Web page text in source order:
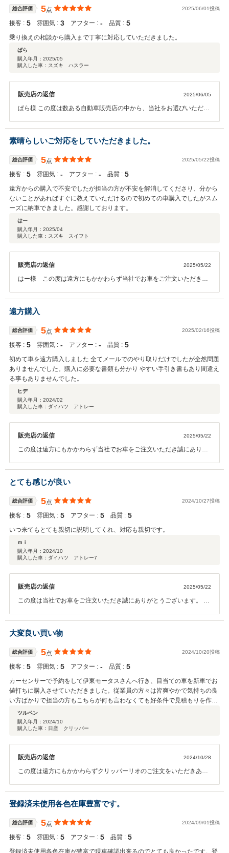
のお言葉に恥じないよう常にお客様満足度の高い対応を心がけてまい
ります。 アフターサービスでお力になれないのが非常に残念ですが、
もし中津川市にお越しになることがあれば、ぜひお立ち寄り頂ければ
幸いです。 今後ともよろしくお願いいたします。
総合評価 5点 2025/06/01投稿
接客 : 5 雰囲気 : 3 アフター : ‐ 品質 : 5
乗り換えの相談から購入まで丁寧に対応していただきました。
ぱら
購入年月： 2025/05
購入した車：スズキ ハスラー
販売店の返信 2025/06/05
ぱら様 この度は数ある自動車販売店の中から、当社をお選びいただき
いませんでした。 とてもうれしいお言葉を頂きましてありがとうござ
います。 お褒めのお言葉に恥じないような接客・対応に引き続き努め
てまいります。 今後とも末永いお付き合いのほど、よろしくお願いい
たします。
素晴らしいご対応をしていただきました。
総合評価 5点 2025/05/22投稿
接客 : 5 雰囲気 : ‐ アフター : ‐ 品質 : 5
遠方からの購入で不安でしたが担当の方が不安を解消してくださり、分から
ないことがあればすぐに教えていただけるので初めての車購入でしたがスム
ーズに納車できました。感謝しております。
はー
購入年月： 2025/04
購入した車：スズキ スイフト
販売店の返信 2025/05/22
はー様 この度は遠方にもかかわらず当社でお車をご注文いただき誠
事満足いただけるお車をお届けでき嬉しく思います。 お車の使い方な
ど、私自身が立会いの下説明ができず大変恐縮ですが、ご不明な点が
ありましたら都度解消できるように努めてまいりますので、遠慮なく
ご連絡ください。 今後ともぜひよろしくお願いいたします。
遠方購入
総合評価 5点 2025/02/16投稿
接客 : 5 雰囲気 : ‐ アフター : ‐ 品質 : 5
初めて車を遠方購入しました 全てメールでのやり取りだけでしたが全然問題
ありませんでした。購入に必要な書類も分かり やすい手引き書もあり間違え
る事もありませんでした。
ヒデ
購入年月： 2024/02
購入した車：ダイハツ アトレー
販売店の返信 2025/05/22
この度は遠方にもかかわらず当社でお車をご注文いただき誠にありが
した。 ご心配な部分もあったかと思いますが、無事満足いただけるお
車をお届けでき嬉しく思います。 またいろいろとDIY等されるかと思
いますが、それも含め新しいお車での生活を楽しんでいただければと
存じます。 不明点等あれば遠慮なくご連絡ください。 今後ともぜひよ
ろしくお願いいたします。
とても感じが良い
総合評価 5点 2024/10/27投稿
接客 : 5 雰囲気 : 5 アフター : 5 品質 : 5
いつ来てもとても親切に説明してくれ、対応も親切です。
ｍｉ
購入年月： 2024/10
購入した車：ダイハツ アトレー7
販売店の返信 2025/05/22
この度は当社でお車をご注文いただき誠にありがとうございます。 ご
でも整備工場含めしっかりとバックアップさせて頂きます。 ご不明な
点がありましたら都度解消できるように努めてまいりますので、遠慮
大変良い買い物
総合評価 5点 2024/10/20投稿
接客 : 5 雰囲気 : 5 アフター : ‐ 品質 : 5
カーセンサーで予約をして伊東モータスさんへ行き、目当ての車を新車でお
値打ちに購入させていただきました。従業員の方々は皆爽やかで気持ちの良
い方ばかりで担当の方もこちらが何も言わなくても好条件で見積もりを作成
してくれ気分良く契約して帰る事が出来ました。少し遠方からでしたがもっ
と遥か遠方から来るお客様も沢山いるみたいですがこのお店なら納得です。
これからカスタム等楽しんで乗っていきます。 また知人にも自信を持って紹
ツルペン
購入年月： 2024/10
購入した車：日産 クリッパー
販売店の返信 2024/10/28
この度は遠方にもかかわらずクリッパーリオのご注文をいただきあり
いました。途中予定納期より少し遅くなり申し訳ありませんでした。
本当に嬉しい口コミありがとうございます。 普段スタッフ全員で心掛
けている対応についてお褒め頂いたことを共有し、常にお客様から選
んでいただけるお店作りにより一層努めてまいります。 もしお近くに
お立ち寄り頂ける際は、カスタムした車両のお披露目もぜひお待ちし
ております。 ご来店・お問い合わせいただけるお客様すべてに満足い
ただけるように最大限努めてまいります。普通車の取り扱いもござい
登録済未使用各色在庫豊富です。
総合評価 5点 2024/09/01投稿
接客 : 5 雰囲気 : 5 アフター : 5 品質 : 5
登録済未使用各色在庫が豊富で現車確認出来るのでとても良かったです。登